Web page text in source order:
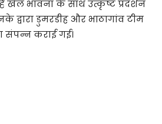
खेल भावना के साथ उत्कृष्ट प्रदर्शन
द्वारा डुमरडीह और भाठागांव टीम
संपन्न कराई गई।